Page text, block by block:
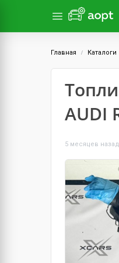
Главная Каталоги
AUDI
5 месяцев назад